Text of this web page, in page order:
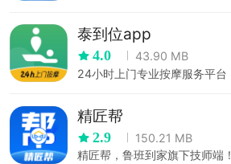
泰到位app
4.0
43.90 MB
24小时上门专业按摩服务平台
精匠帮
2.9
150.21 MB
精匠帮，鲁班到家旗下技师端！